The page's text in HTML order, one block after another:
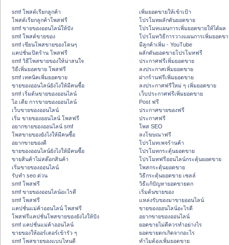
smf โพสต์เรียกลูกค้า
โพสต์เรียกลูกค้าโพสฟรี
smf ขายของออนไลน์ให้ปัง
smf โพสต์ขายของ
smf เขียนโพสขายของโดนๆ
แคปชั่นเปิดร้าน โพสฟรี
smf วิธีโพสขายของให้น่าสนใจ
วิธีเพิ่มยอดขาย โพสฟรี
smf เทคนิคเพิ่มยอดขาย
ขายของออนไลน์ยังไงให้มีคนซื้อ
smf เริ่มต้นขายของออนไลน์
ไอ เดีย การขายของออนไลน์
เว็บขายของออนไลน์
เริ่ม ขายของออนไลน์ โพสฟรี
อยากขายของออนไลน์ smf
โพสขายของยังไงให้มีคนซื้อ
อยากขายของดี
ขายของออนไลน์ยังไงให้มีคนซื้อ
ขายสินค้าไม่สต๊อกสินค้า
เริ่มขายของออนไลน์
รับทำ seo ด่วน
smf โพสฟรี
smf ขายของออนไลน์อะไรดี
smf โพสฟรี
แคปชั่นแม่ค้าออนไลน์ โพสฟรี
โพสฟรีแคปชั่นโพสขายของยังไงให้ปัง
smf แคปชั่นแม่ค้าออนไลน์
ขายของให้ออร์เดอร์เข้ารัว ๆ
smf โพสขายของแบบไหนดี
เพิ่มยอดขายให้เข้าเป้า
โปรโมทผลักดันยอดขาย
โปรโมทแผนการเพิ่มยอดขายให้ได้ผล
โปรโมทวิธีการวางแผนการเพิ่มยอดข
มีลูกค้าเพิ่ม - YouTube
ผลักดันยอดขายโปรโมทฟรี
ประกาศฟรีเพิ่มยอดขาย
ลงประกาศเพิ่มยอดขาย
ฝากร้านฟรีเพิ่มยอดขาย
ลงประกาศฟรีใหม่ ๆ เพิ่มยอดขาย
เว็บประกาศฟรีเพิ่มยอดขาย
Post ฟรี
ประกาศขายของฟรี
ประกาศฟรี
โพส SEO
ลงโฆษณาฟรี
โปรโมทเพจร้านค้า
โปรโมทกระตุ้นยอดขาย
โปรโมทฟรีออนไลน์กระตุ้นยอดขาย
โพสกระตุ้นยอดขาย
วิธีกระตุ้นยอดขาย เซลล์
วิธีแก้ปัญหายอดขายตก
เริ่มต้นขายของ
แหล่งรับของมาขายออนไลน์
ขายของออนไลน์อะไรดี
อยากขายของออนไลน์
ยอดขายไม่ดีควรทำอย่างไร
ยอดขายตกเกิดจากอะไร
ทำไมต้องเพิ่มยอดขาย